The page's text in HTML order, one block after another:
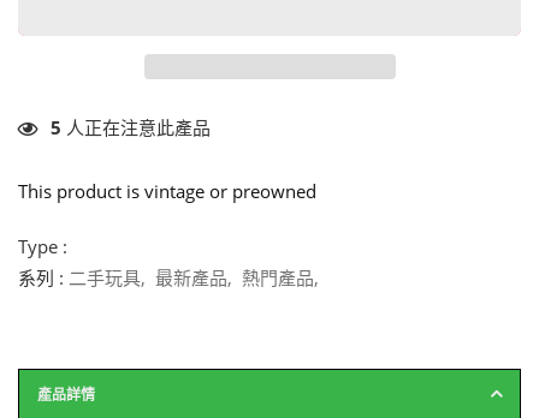
5 人正在注意此產品
This product is vintage or preowned
Type :
系列 : 二手玩具, 最新產品, 熱門產品,
產品詳情